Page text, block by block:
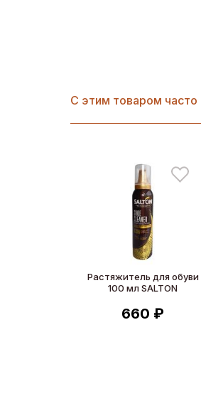
С этим товаром часто
Растяжитель для обуви
100 мл SALTON
660 ₽